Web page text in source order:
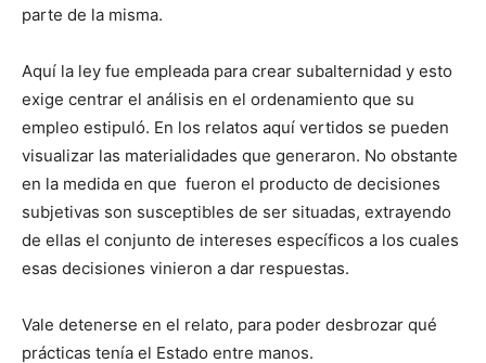
parte de la misma.
Aquí la ley fue empleada para crear subalternidad y esto
exige centrar el análisis en el ordenamiento que su
empleo estipuló. En los relatos aquí vertidos se pueden
visualizar las materialidades que generaron. No obstante
en la medida en que fueron el producto de decisiones
subjetivas son susceptibles de ser situadas, extrayendo
de ellas el conjunto de intereses específicos a los cuales
esas decisiones vinieron a dar respuestas.
Vale detenerse en el relato, para poder desbrozar qué
prácticas tenía el Estado entre manos.